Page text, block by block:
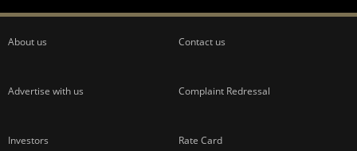
About us Contact us
Advertise with us Complaint Redressal
Investors Rate Card